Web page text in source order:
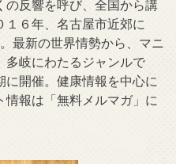
の反響を呼び、全国から講
６年、名古屋市近郊に
最新の世界情勢から、マニ
多岐にわたるジャンルで
に開催。健康情報を中心に
報は「無料メルマガ」に